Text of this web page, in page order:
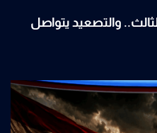
والتصعيد يتواصل